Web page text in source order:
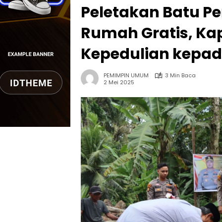
Peletakan Batu
Rumah Gratis,
Kepedulian
PEMIMPIN UMUM
3 Min Baca
2 Mei 2025